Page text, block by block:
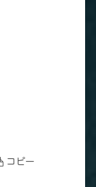
コピー